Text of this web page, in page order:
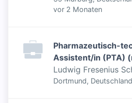
Veröffentlicht:
vor 2 Monaten
Pharmazeutisch-
Assistent/in (PTA)
Ludwig Fresenius
Dortmund, Deutschland